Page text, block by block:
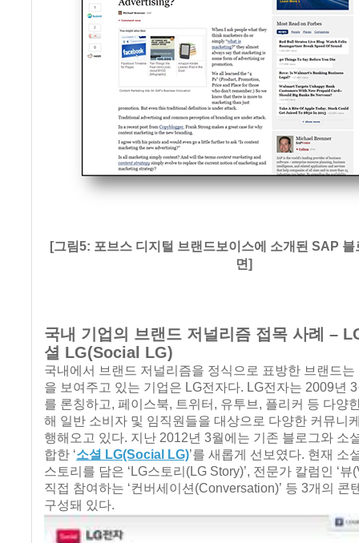
[그림5: 포브스 디지털 브랜드보이스에 소개된 SAP
면]
국내 기업의 브랜드 저널리즘 접목 사례 –
셜 LG(Social LG)
국내에서 브랜드 저널리즘을 정식으로 표방한 브랜드
을 보여주고 있는 기업은 LG전자다. LG전자는 2009년
를 론칭하고, 페이스북, 트위터, 유투브, 플리커 등 다양
해 일반 소비자 및 임직원들을 대상으로 다양한 커뮤니
행해오고 있다. 지난 2012년 3월에는 기존 블로그와 소
합한 ‘소셜 LG(Social LG)’를 새롭게 선보였다. 현재 소
스토리를 담은 ‘LG스토리(LG Story)’, 전문가 칼럼인 ‘뷰
직접 참여하는 ‘컨버세이션(Conversation)’ 등 3개의 콘
구성돼 있다.